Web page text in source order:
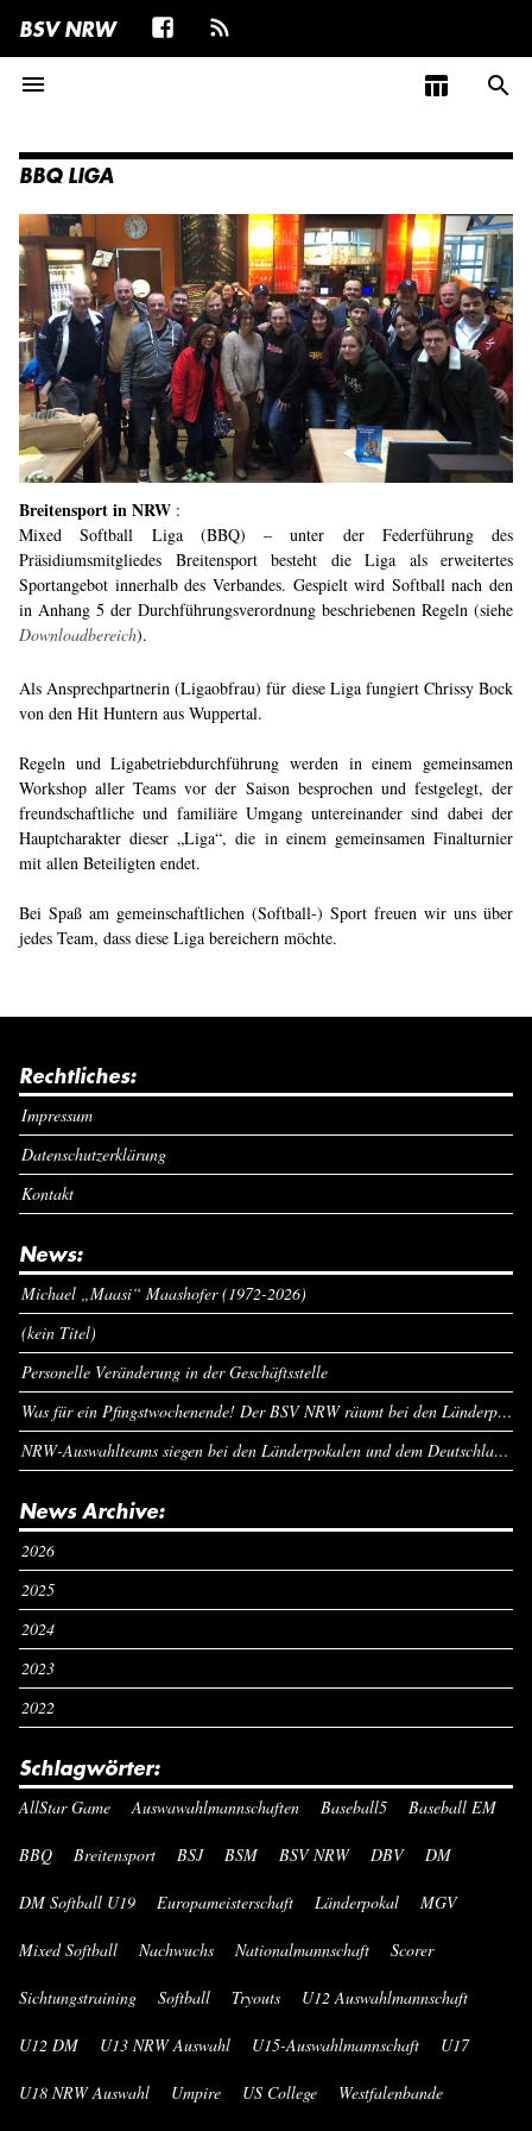
BSV NRW
menu
table_chart search
BBQ LIGA
Breitensport in NRW :
Mixed Softball Liga (BBQ) – unter der Federführung des
Präsidiumsmitgliedes Breitensport besteht die Liga als erweitertes
Sportangebot innerhalb des Verbandes. Gespielt wird Softball nach den
in Anhang 5 der Durchführungsverordnung beschriebenen Regeln (siehe
Downloadbereich).
Als Ansprechpartnerin (Ligaobfrau) für diese Liga fungiert Chrissy Bock
von den Hit Huntern aus Wuppertal.
Regeln und Ligabetriebdurchführung werden in einem gemeinsamen
Workshop aller Teams vor der Saison besprochen und festgelegt, der
freundschaftliche und familiäre Umgang untereinander sind dabei der
Hauptcharakter dieser „Liga“, die in einem gemeinsamen Finalturnier
mit allen Beteiligten endet.
Bei Spaß am gemeinschaftlichen (Softball-) Sport freuen wir uns über
jedes Team, dass diese Liga bereichern möchte.
Rechtliches:
Impressum
Datenschutzerklärung
Kontakt
News:
Michael „Maasi“ Maashofer (1972-2026)
(kein Titel)
Personelle Veränderung in der Geschäftsstelle
Was für ein Pfingstwochenende! Der BSV NRW räumt bei den Länderpokalen ab
NRW-Auswahlteams siegen bei den Länderpokalen und dem Deutschlandcup an Pfingsten
News Archive:
2026
2025
2024
2023
2022
Schlagwörter:
AllStar Game Auswawahlmannschaften Baseball5 Baseball EM
BBQ Breitensport BSJ BSM BSV NRW DBV DM
DM Softball U19 Europameisterschaft Länderpokal MGV
Mixed Softball Nachwuchs Nationalmannschaft Scorer
Sichtungstraining Softball Tryouts U12 Auswahlmannschaft
U12 DM U13 NRW Auswahl U15-Auswahlmannschaft U17
U18 NRW Auswahl Umpire US College Westfalenbande